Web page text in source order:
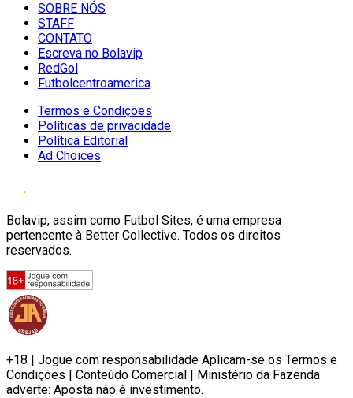
SOBRE NÓS
STAFF
CONTATO
Escreva no Bolavip
RedGol
Futbolcentroamerica
Termos e Condições
Políticas de privacidade
Política Editorial
Ad Choices
Bolavip, assim como Futbol Sites, é uma empresa
pertencente à Better Collective. Todos os direitos
reservados.
+18 | Jogue com responsabilidade Aplicam-se os Termos e
Condições | Conteúdo Comercial | Ministério da Fazenda
adverte: Aposta não é investimento.